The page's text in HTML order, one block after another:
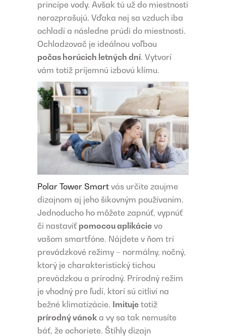
princípe vody. Avšak tú už do miestnosti
nerozprašujú. Vďaka nej sa vzduch iba
ochladí a následne prúdi do miestnosti.
Ochladzovač je ideálnou voľbou
počas horúcich letných dní. Vytvorí
vám totiž príjemnú izbovú klímu.
Polar Tower Smart vás určite zaujme
dizajnom aj jeho šikovným používaním.
Jednoducho ho môžete zapnúť, vypnúť
či nastaviť pomocou aplikácie vo
vašom smartfóne. Nájdete v ňom tri
prevádzkové režimy – normálny, nočný,
ktorý je charakteristický tichou
prevádzkou a prírodný. Prírodný režim
je vhodný pre ľudí, ktorí sú citliví na
bežné klimatizácie. Imituje totiž
prírodný vánok a vy sa tak nemusíte
báť, že ochoriete. Štíhly dizajn